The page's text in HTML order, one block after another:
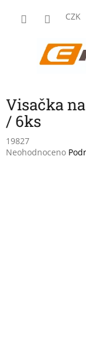
CZK
Visačka
/ 6ks
19827
Průměrné
Neohodnoceno